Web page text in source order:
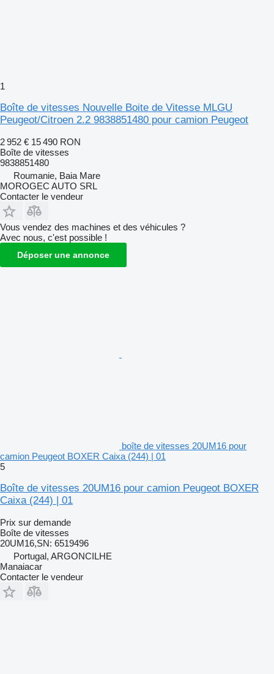
1
Boîte de vitesses Nouvelle Boite de Vitesse MLGU
Peugeot/Citroen 2.2 9838851480 pour camion Peugeot
2 952 € 15 490 RON
Boîte de vitesses
9838851480
Roumanie, Baia Mare
MOROGEC AUTO SRL
Contacter le vendeur
Vous vendez des machines et des véhicules ?
Avec nous, c'est possible !
Déposer une annonce
boîte de vitesses 20UM16 pour
camion Peugeot BOXER Caixa (244) | 01
5
Boîte de vitesses 20UM16 pour camion Peugeot BOXER
Caixa (244) | 01
Prix sur demande
Boîte de vitesses
20UM16,SN: 6519496
Portugal, ARGONCILHE
Manaiacar
Contacter le vendeur